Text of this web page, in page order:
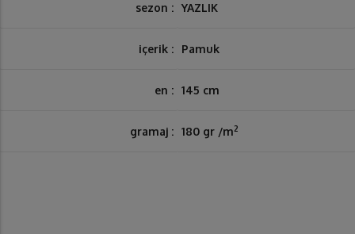
sezon : YAZLIK
içerik : Pamuk
en : 145 cm
gramaj : 180 gr /m2